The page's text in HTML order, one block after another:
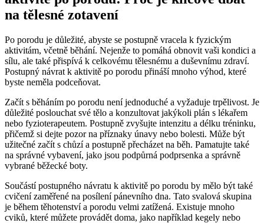
na tělesné zotavení
Po porodu je důležité, abyste se postupně vracela k fyzickým
aktivitám, včetně běhání. Nejenže to pomáhá obnovit vaši kondici a
sílu, ale také přispívá k celkovému tělesnému a duševnímu zdraví.
Postupný návrat k aktivitě po porodu přináší mnoho výhod, které
byste neměla podceňovat.
Začít s běháním po porodu není jednoduché a vyžaduje trpělivost. Je
důležité poslouchat své tělo a konzultovat jakýkoli plán s lékařem
nebo fyzioterapeutem. Postupně zvyšujte intenzitu a délku tréninku,
přičemž si dejte pozor na příznaky únavy nebo bolesti. Může být
užitečné začít s chůzí a postupně přecházet na běh. Pamatujte také
na správné vybavení, jako jsou podpůrná podprsenka a správně
vybrané běžecké boty.
Součástí postupného návratu k aktivitě po porodu by mělo být také
cvičení zaměřené na posílení pánevního dna. Tato svalová skupina
je během těhotenství a porodu velmi zatížená. Existuje mnoho
cviků, které můžete provádět doma, jako například kegely nebo